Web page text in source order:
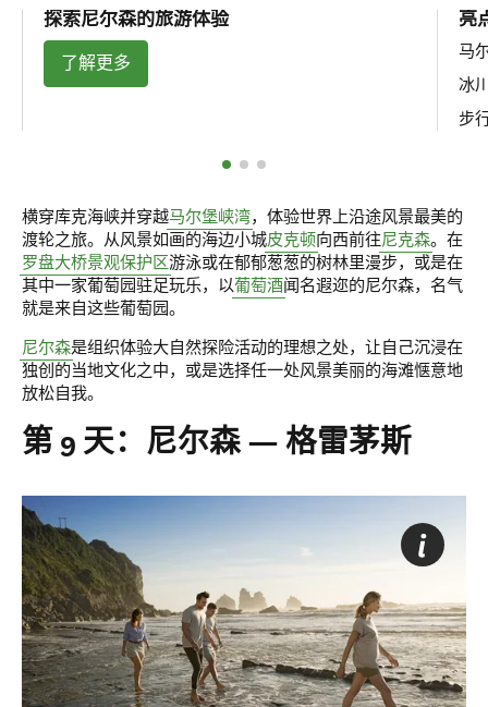
探索尼尔森的旅游体验
了解更多
亮
马
冰
步
横穿库克海峡并穿越马尔堡峡湾，体验世界上沿途风景最美的
渡轮之旅。从风景如画的海边小城皮克顿向西前往尼克森。在
罗盘大桥景观保护区游泳或在郁郁葱葱的树林里漫步，或是在
其中一家葡萄园驻足玩乐，以葡萄酒闻名遐迩的尼尔森，名气
就是来自这些葡萄园。
尼尔森是组织体验大自然探险活动的理想之处，让自己沉浸在
独创的当地文化之中，或是选择任一处风景美丽的海滩惬意地
放松自我。
第 9 天：尼尔森 — 格雷茅斯